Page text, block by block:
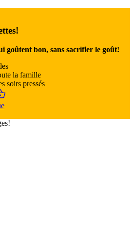
goûtent bon, sans sacrifier le goût!
la famille
soirs pressés